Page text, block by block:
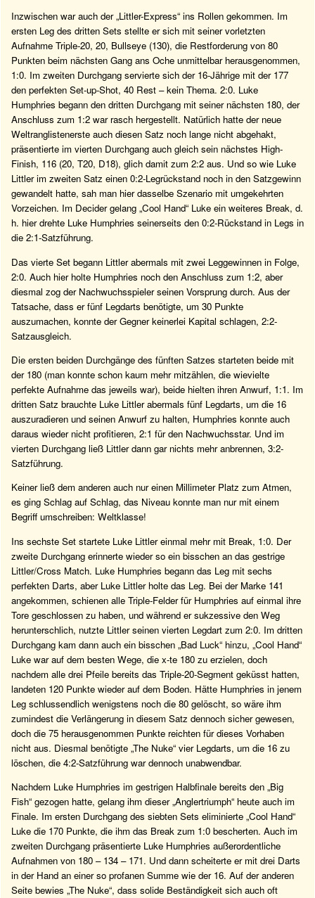
Inzwischen war auch der „Littler-Express“ ins Rollen gekommen. Im
ersten Leg des dritten Sets stellte er sich mit seiner vorletzten
Aufnahme Triple-20, 20, Bullseye (130), die Restforderung von 80
Punkten beim nächsten Gang ans Oche unmittelbar herausgenommen,
1:0. Im zweiten Durchgang servierte sich der 16-Jährige mit der 177
den perfekten Set-up-Shot, 40 Rest – kein Thema. 2:0. Luke
Humphries begann den dritten Durchgang mit seiner nächsten 180, der
Anschluss zum 1:2 war rasch hergestellt. Natürlich hatte der neue
Weltranglistenerste auch diesen Satz noch lange nicht abgehakt,
präsentierte im vierten Durchgang auch gleich sein nächstes High-
Finish, 116 (20, T20, D18), glich damit zum 2:2 aus. Und so wie Luke
Littler im zweiten Satz einen 0:2-Legrückstand noch in den Satzgewinn
gewandelt hatte, sah man hier dasselbe Szenario mit umgekehrten
Vorzeichen. Im Decider gelang „Cool Hand“ Luke ein weiteres Break, d.
h. hier drehte Luke Humphries seinerseits den 0:2-Rückstand in Legs in
die 2:1-Satzführung.
Das vierte Set begann Littler abermals mit zwei Leggewinnen in Folge,
2:0. Auch hier holte Humphries noch den Anschluss zum 1:2, aber
diesmal zog der Nachwuchsspieler seinen Vorsprung durch. Aus der
Tatsache, dass er fünf Legdarts benötigte, um 30 Punkte
auszumachen, konnte der Gegner keinerlei Kapital schlagen, 2:2-
Satzausgleich.
Die ersten beiden Durchgänge des fünften Satzes starteten beide mit
der 180 (man konnte schon kaum mehr mitzählen, die wievielte
perfekte Aufnahme das jeweils war), beide hielten ihren Anwurf, 1:1. Im
dritten Satz brauchte Luke Littler abermals fünf Legdarts, um die 16
auszuradieren und seinen Anwurf zu halten, Humphries konnte auch
daraus wieder nicht profitieren, 2:1 für den Nachwuchsstar. Und im
vierten Durchgang ließ Littler dann gar nichts mehr anbrennen, 3:2-
Satzführung.
Keiner ließ dem anderen auch nur einen Millimeter Platz zum Atmen,
es ging Schlag auf Schlag, das Niveau konnte man nur mit einem
Begriff umschreiben: Weltklasse!
Ins sechste Set startete Luke Littler einmal mehr mit Break, 1:0. Der
zweite Durchgang erinnerte wieder so ein bisschen an das gestrige
Littler/Cross Match. Luke Humphries begann das Leg mit sechs
perfekten Darts, aber Luke Littler holte das Leg. Bei der Marke 141
angekommen, schienen alle Triple-Felder für Humphries auf einmal ihre
Tore geschlossen zu haben, und während er sukzessive den Weg
herunterschlich, nutzte Littler seinen vierten Legdart zum 2:0. Im dritten
Durchgang kam dann auch ein bisschen „Bad Luck“ hinzu, „Cool Hand“
Luke war auf dem besten Wege, die x-te 180 zu erzielen, doch
nachdem alle drei Pfeile bereits das Triple-20-Segment geküsst hatten,
landeten 120 Punkte wieder auf dem Boden. Hätte Humphries in jenem
Leg schlussendlich wenigstens noch die 80 gelöscht, so wäre ihm
zumindest die Verlängerung in diesem Satz dennoch sicher gewesen,
doch die 75 herausgenommen Punkte reichten für dieses Vorhaben
nicht aus. Diesmal benötigte „The Nuke“ vier Legdarts, um die 16 zu
löschen, die 4:2-Satzführung war dennoch unabwendbar.
Nachdem Luke Humphries im gestrigen Halbfinale bereits den „Big
Fish“ gezogen hatte, gelang ihm dieser „Anglertriumph“ heute auch im
Finale. Im ersten Durchgang des siebten Sets eliminierte „Cool Hand“
Luke die 170 Punkte, die ihm das Break zum 1:0 bescherten. Auch im
zweiten Durchgang präsentierte Luke Humphries außerordentliche
Aufnahmen von 180 – 134 – 171. Und dann scheiterte er mit drei Darts
in der Hand an einer so profanen Summe wie der 16. Auf der anderen
Seite bewies „The Nuke“, dass solide Beständigkeit sich auch oft